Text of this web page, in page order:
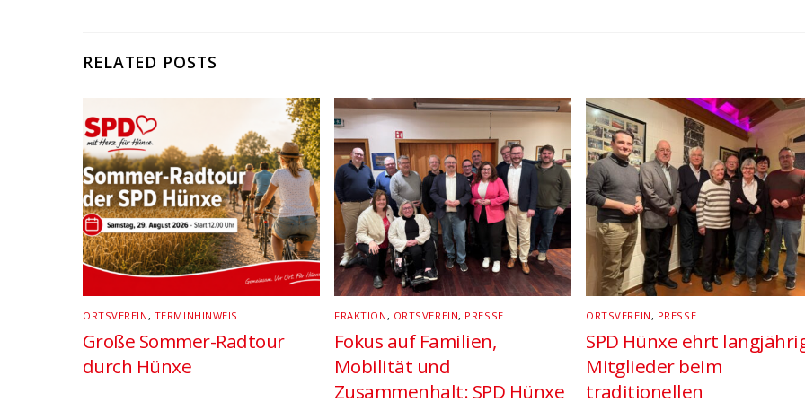
RELATED POSTS
ORTSVEREIN , TERMINHINWEIS
Große Sommer-Radtour
durch Hünxe
FRAKTION , ORTSVEREIN, PRESSE
Fokus auf Familien,
Mobilität und
Zusammenhalt: SPD Hünxe
ORTSVEREIN , PRESSE
SPD Hünxe ehrt
Mitglieder beim
traditionellen